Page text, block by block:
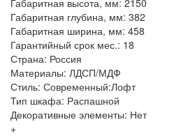
Габаритная высота, мм: 2150
Габаритная глубина, мм: 382
Габаритная ширина, мм: 458
Гарантийный срок мес.: 18
Страна: Россия
Материалы: ЛДСП/МДФ
Стиль: Современный:Лофт
Тип шкафа: Распашной
Декоративные элементы: Нет
+